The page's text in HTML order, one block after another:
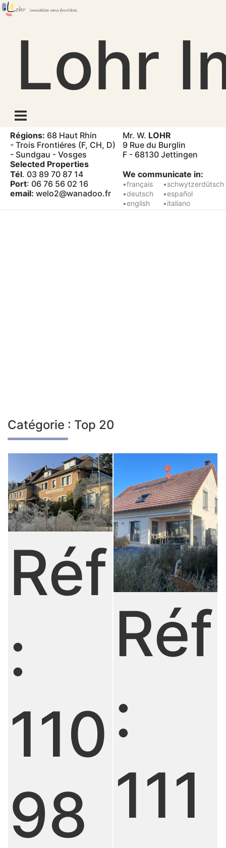
Skip
to
Lohr
Régions: 68 Haut Rhin
- Trois Frontiéres (F, CH, D)
- Sundgau - Vosges
Selected Properties
Mr. W. LOHR
9 Rue du Burglin
F - 68130 Jettingen
Tél. 03 89 70 87 14
Port: 06 76 56 02 16
email: welo2@wanadoo.fr
We communicate in:
•français
•deutsch
•english
•schwytzerdütsch
•español
•italiano
Catégorie : Top 20
Réf
:
110
98
Réf
:
111